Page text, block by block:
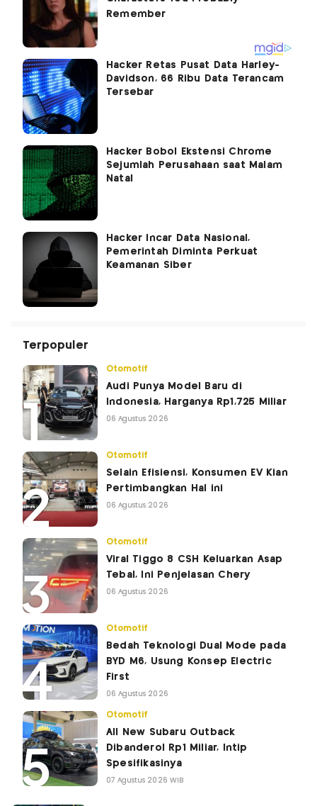
Hacker Retas Pusat Data Harley-
Davidson, 66 Ribu Data Terancam
Tersebar
Hacker Bobol Ekstensi Chrome
Sejumlah Perusahaan saat Malam
Natal
Hacker Incar Data Nasional,
Pemerintah Diminta Perkuat
Keamanan Siber
Terpopuler
Otomotif
Audi Punya Model Baru di
Indonesia, Harganya Rp1,725 Miliar
06 Agustus 2026
Otomotif
Selain Efisiensi, Konsumen EV Kian
Pertimbangkan Hal ini
06 Agustus 2026
Otomotif
Viral Tiggo 8 CSH Keluarkan Asap
Tebal, Ini Penjelasan Chery
06 Agustus 2026
Otomotif
Bedah Teknologi Dual Mode pada
BYD M6, Usung Konsep Electric
First
06 Agustus 2026
Otomotif
All New Subaru Outback
Dibanderol Rp1 Miliar, Intip
Spesifikasinya
07 Agustus 2026 WIB